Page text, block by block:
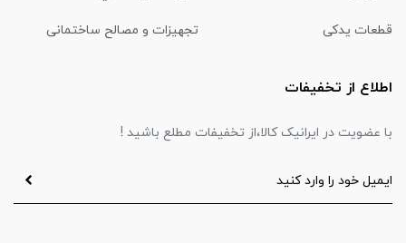
قطعات یدکی تجهیزات و مصالح ساختمانی
اطلاع از تخفیفات
با عضویت در ایرانیک کالا،از تخفیفات مطلع باشید !